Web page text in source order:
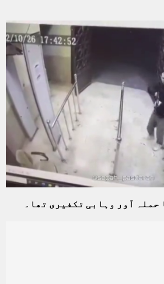
حملہ آور وہابی تکفیری تھا۔